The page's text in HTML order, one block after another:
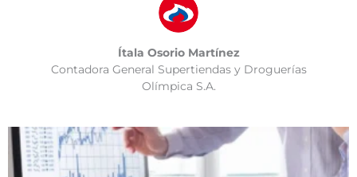
Ítala Osorio Martínez
Contadora General Supertiendas y Droguerías
Olímpica S.A.